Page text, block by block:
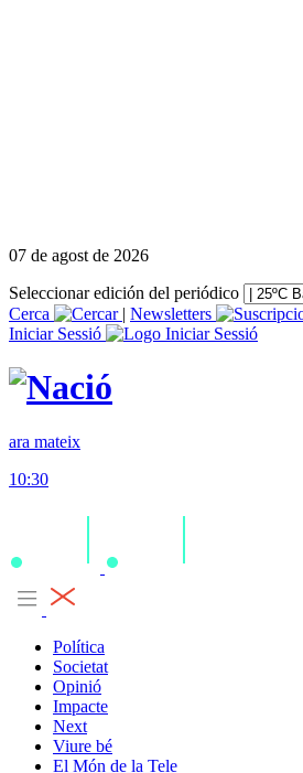
07 de agost de 2026
Seleccionar edición del periódico
Cerca
| Newsletters
Iniciar Sessió
ara mateix
10:30
Política
Societat
Opinió
Impacte
Next
Viure bé
El Món de la Tele